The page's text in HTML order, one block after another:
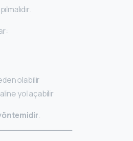
olabilir
yol açabilir
.